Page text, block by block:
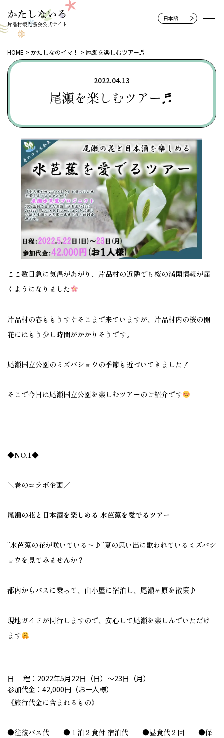
片品村観光協会公式サイト
HOME かたしなのイマ！ 尾瀬を楽しむツアー♬
2022.04.13
尾瀬を楽しむツアー♬
ここ数日急に気温があがり、片品村の近隣でも桜の満開情報が届
くようになりました
片品村の春ももうすぐそこまで来ていますが、片品村内の桜の開
花にはもう少し時間がかかりそうです。
尾瀬国立公園のミズバショウの季節も近づいてきました！
そこで今日は尾瀬国立公園を楽しむツアーのご紹介です
◆NO.1◆
＼春のコラボ企画／
尾瀬の花と日本酒を楽しめる 水芭蕉を愛でるツアー
“水芭蕉の花が咲いている～♪”夏の思い出に歌われているミズバシ
ョウを見てみませんか？
都内からバスに乗って、山小屋に宿泊し、尾瀬ヶ原を散策♪
現地ガイドが同行しますので、安心して尾瀬を楽しんでいただけ
ます
日 程：2022年5月22日（日）～23日（月）
参加代金：42,000円（お一人様）
《旅行代金に含まれるもの》
●往復バス代 ●１泊２食付 宿泊代 ●昼食代２回 ●保